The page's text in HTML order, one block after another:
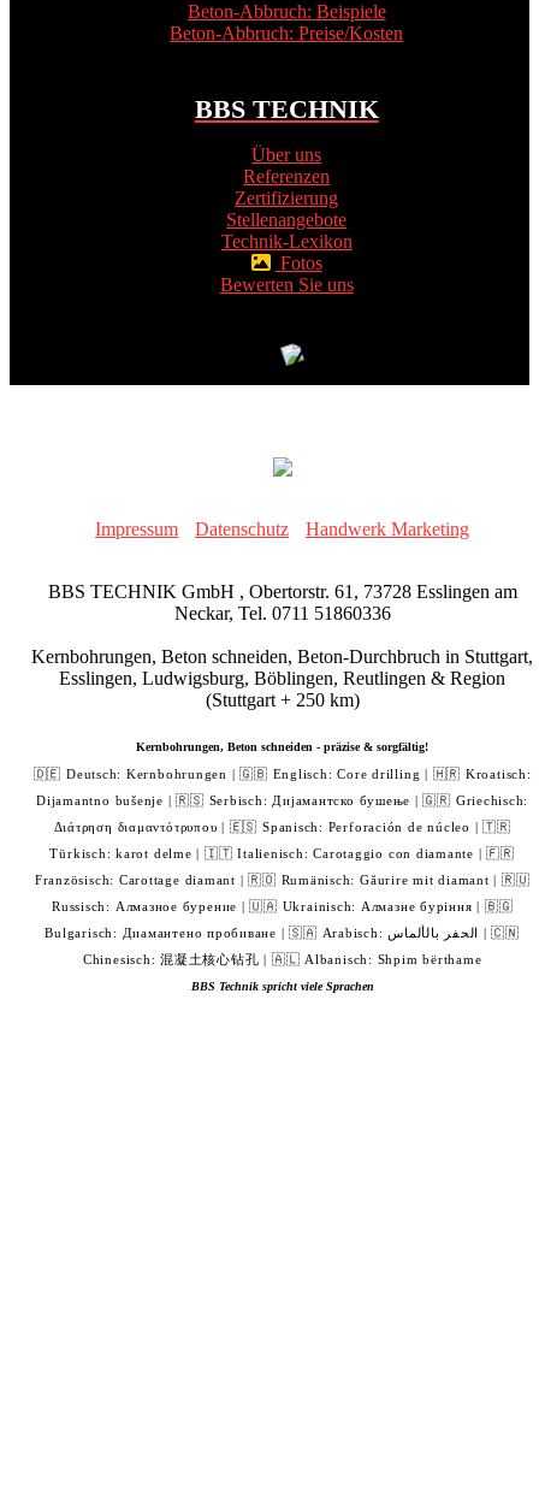
Beton-Abbruch: Beispiele
Beton-Abbruch: Preise/Kosten
BBS TECHNIK
Über uns
Referenzen
Zertifizierung
Stellenangebote
Technik-Lexikon
Fotos
Bewerten Sie uns
Impressum Datenschutz Handwerk Marketing
BBS TECHNIK GmbH , Obertorstr. 61, 73728 Esslingen am
Neckar, Tel. 0711 51860336
Kernbohrungen, Beton schneiden, Beton-Durchbruch in Stuttgart,
Esslingen, Ludwigsburg, Böblingen, Reutlingen & Region
(Stuttgart + 250 km)
Kernbohrungen, Beton schneiden - präzise & sorgfältig!
🇩🇪 Deutsch: Kernbohrungen | 🇬🇧 Englisch: Core drilling | 🇭🇷 Kroatisch:
Dijamantno bušenje | 🇷🇸 Serbisch: Дијамантско бушење | 🇬🇷 Griechisch:
Διάτρηση διαμαντότρυπου | 🇪🇸 Spanisch: Perforación de núcleo | 🇹🇷
Türkisch: karot delme | 🇮🇹 Italienisch: Carotaggio con diamante | 🇫🇷
Französisch: Carottage diamant | 🇷🇴 Rumänisch: Găurire mit diamant | 🇷🇺
Russisch: Алмазное бурение | 🇺🇦 Ukrainisch: Алмазне буріння | 🇧🇬
Bulgarisch: Диамантено пробиване | 🇸🇦 Arabisch: الحفر بالألماس | 🇨🇳
Chinesisch: 混凝土核心钻孔 | 🇦🇱 Albanisch: Shpim bërthame
BBS Technik spricht viele Sprachen